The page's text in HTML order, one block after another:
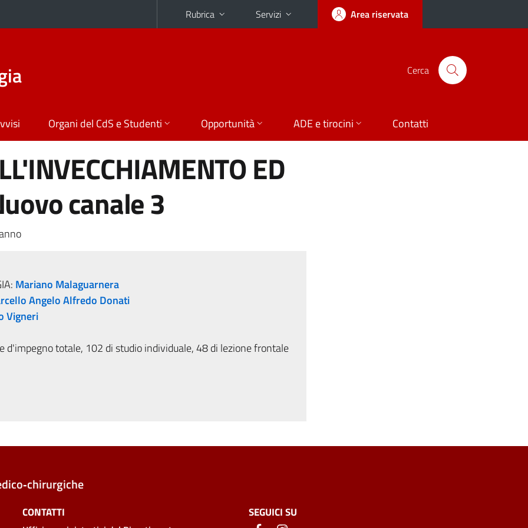
Rubrica Servizi Area riservata
Cerca
Organi del CdS e Studenti Opportunità ADE e tirocini Contatti
ED
canale 3
Mariano Malaguarnera
Angelo Alfredo Donati
Vigneri
d'impegno totale, 102 di studio individuale, 48 di lezione frontale
CONTATTI SEGUICI SU